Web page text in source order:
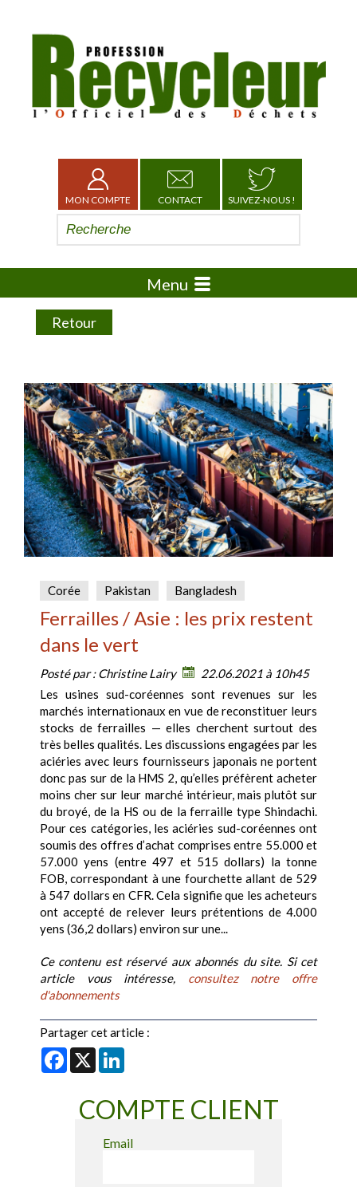
MON COMPTE CONTACT SUIVEZ-NOUS !
Menu
Retour
Corée Pakistan Bangladesh
Ferrailles / Asie : les prix restent
dans le vert
Posté par :Christine Lairy
22.06.2021 à 10h45
Les usines sud-coréennes sont revenues sur les
marchés internationaux en vue de reconstituer leurs
stocks de ferrailles — elles cherchent surtout des
très belles qualités. Les discussions engagées par les
aciéries avec leurs fournisseurs japonais ne portent
donc pas sur de la HMS 2, qu’elles préfèrent acheter
moins cher sur leur marché intérieur, mais plutôt sur
du broyé, de la HS ou de la ferraille type Shindachi.
Pour ces catégories, les aciéries sud-coréennes ont
soumis des offres d’achat comprises entre 55.000 et
57.000 yens (entre 497 et 515 dollars) la tonne
FOB, correspondant à une fourchette allant de 529
à 547 dollars en CFR. Cela signifie que les acheteurs
ont accepté de relever leurs prétentions de 4.000
yens (36,2 dollars) environ sur une...
Ce contenu est réservé aux abonnés du site. Si cet
article vous intéresse, consultez notre offre
d'abonnements
Partager cet article :
Facebook
X
COMPTE CLIENT
Email